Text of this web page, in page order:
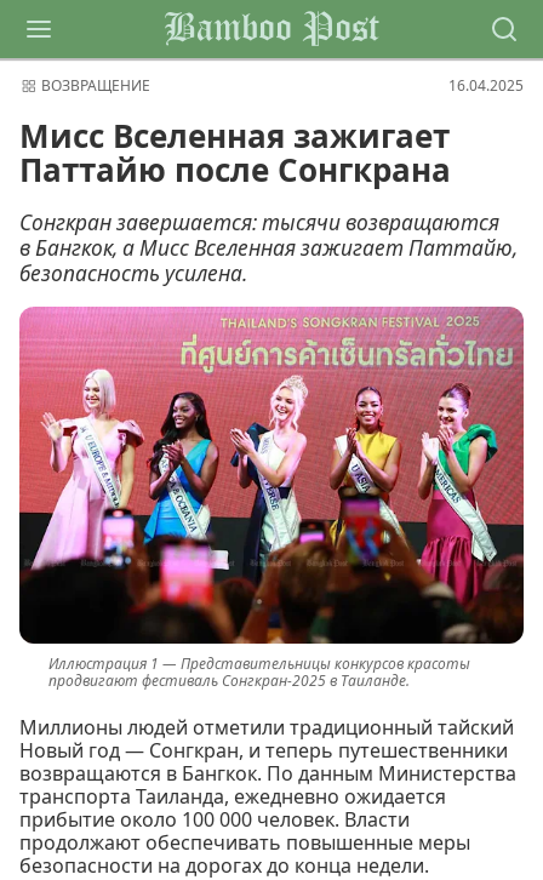
Bamboo Post
ВОЗВРАЩЕНИЕ 16.04.2025
Мисс Вселенная зажигает
Паттайю после Сонгкрана
Сонгкран завершается: тысячи возвращаются
в Бангкок, а Мисс Вселенная зажигает Паттайю,
безопасность усилена.
Представительницы конкурсов красоты
продвигают фестиваль Сонгкран-2025 в Таиланде.
Миллионы людей отметили традиционный тайский
Новый год — Сонгкран, и теперь путешественники
возвращаются в Бангкок. По данным Министерства
транспорта Таиланда, ежедневно ожидается
прибытие около 100 000 человек. Власти
продолжают обеспечивать повышенные меры
безопасности на дорогах до конца недели.